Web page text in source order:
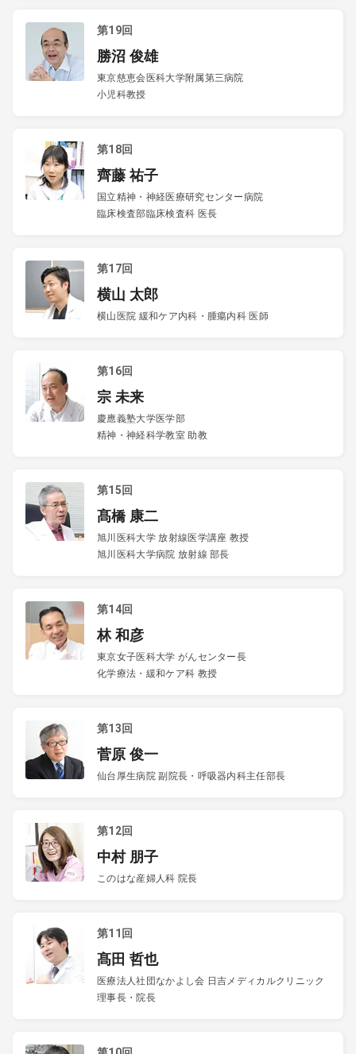
第19回
勝沼 俊雄
東京慈恵会医科大学附属第三病院
小児科教授
第18回
齊藤 祐子
国立精神・神経医療研究センター病院
臨床検査部臨床検査科 医長
第17回
横山 太郎
横山医院 緩和ケア内科・腫瘍内科 医師
第16回
宗 未来
慶應義塾大学医学部
精神・神経科学教室 助教
第15回
髙橋 康二
旭川医科大学 放射線医学講座 教授
旭川医科大学病院 放射線 部長
第14回
林 和彦
東京女子医科大学 がんセンター長
化学療法・緩和ケア科 教授
第13回
菅原 俊一
仙台厚生病院 副院長・呼吸器内科主任部長
第12回
中村 朋子
このはな産婦人科 院長
第11回
髙田 哲也
医療法人社団なかよし会 日吉メディカルクリニック
理事長・院長